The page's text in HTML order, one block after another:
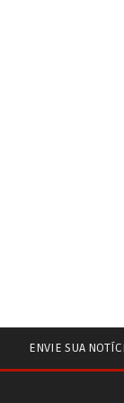
ENVIE SUA